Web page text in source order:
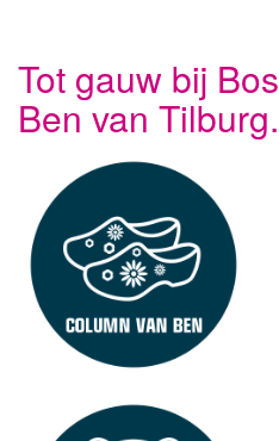
Tot gauw bij
Ben van Tilburg.